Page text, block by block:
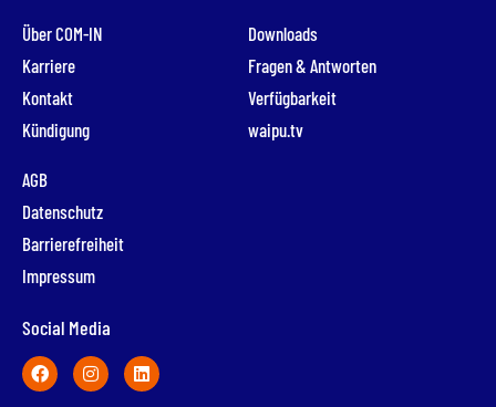
Über COM-IN
Karriere
Kontakt
Kündigung
Downloads
Fragen & Antworten
Verfügbarkeit
waipu.tv
AGB
Datenschutz
Barrierefreiheit
Impressum
Social Media